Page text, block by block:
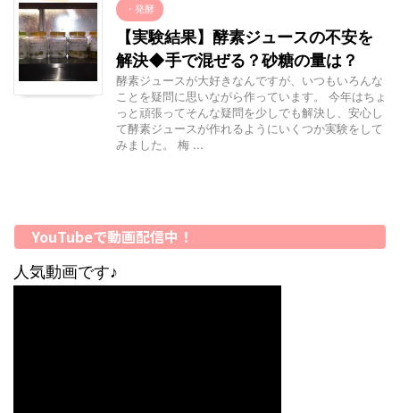
・発酵
【実験結果】酵素ジュースの不安を
解決◆手で混ぜる？砂糖の量は？
酵素ジュースが大好きなんですが、いつもいろんな
ことを疑問に思いながら作っています。 今年はちょ
っと頑張ってそんな疑問を少しでも解決し、安心し
て酵素ジュースが作れるようにいくつか実験をして
みました。 梅 ...
YouTubeで動画配信中！
人気動画です♪